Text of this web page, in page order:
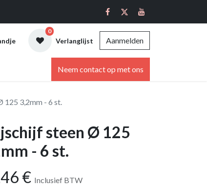
0
Verlanglijst Aanmelden
Neem contact op met ons
125 3,2mm - 6 st.
steen Ø 125
- 6 st.
€ Inclusief BTW